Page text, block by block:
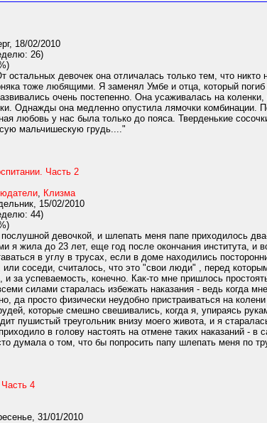
18/02/2010
26)
остальных девочек она отличалась только тем, что
тоже любящими. Я заменял Умбе и отца, который
очень постепенно. Она усаживалась на
Однажды она медленно опустила лямочки
любовь у нас была только до пояса. Тверденькие
мальчишескую грудь...."
Часть 2
, Клизма
15/02/2010
44)
девочкой, и шлепать меня папе приходилось
я жила до 23 лет, еще год после окончания института, и
в углу в трусах, если в доме находились
или соседи, считалось, что это "свои люди" , перед
за успеваемость, конечно. Как-то мне пришлось
силами старалась избежать наказания - ведь когда
да просто физически неудобно пристраиваться на
которые смешно свешивались, когда я, упираясь
пушистый треугольник внизу моего живота, и я
в голову настоять на отмене таких наказаний -
думала о том, что бы попросить папу шлепать меня по
4
31/01/2010